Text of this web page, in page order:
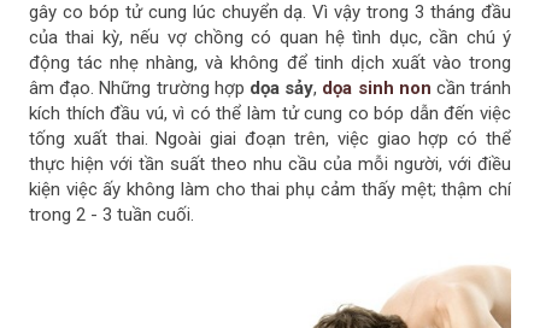
gây co bóp tử cung lúc chuyển dạ. Vì vậy trong 3 tháng đầu
của thai kỳ, nếu vợ chồng có quan hệ tình dục, cần chú ý
động tác nhẹ nhàng, và không để tinh dịch xuất vào trong
âm đạo. Những trường hợp dọa sảy, dọa sinh non cần tránh
kích thích đầu vú, vì có thể làm tử cung co bóp dẫn đến việc
tống xuất thai. Ngoài giai đoạn trên, việc giao hợp có thể
thực hiện với tần suất theo nhu cầu của mỗi người, với điều
kiện việc ấy không làm cho thai phụ cảm thấy mệt; thậm chí
trong 2 - 3 tuần cuối.